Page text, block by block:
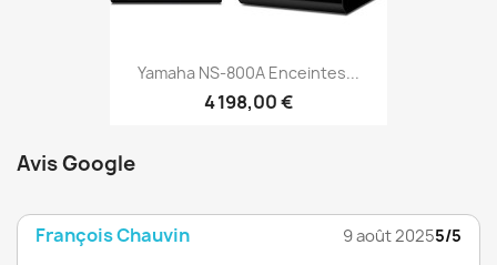
Yamaha NS-800A Enceintes...
4 198,00 €
Avis Google
François Chauvin 9 août 20255/5